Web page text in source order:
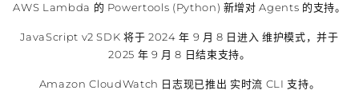
AWS Lambda 的 Powertools (Python) 新增对 Agents 的支持。
JavaScript v2 SDK 将于 2024 年 9 月 8 日进入 维护模式，并于
2025 年 9 月 8 日结束支持。
Amazon CloudWatch 日志现已推出 实时流 CLI 支持。